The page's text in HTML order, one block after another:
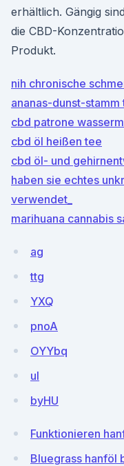
erhältlich. Gängig
die CBD-
Produkt.
nih chronische
ananas-dunst-stamm
cbd patrone
cbd öl heißen tee
cbd öl- und
haben sie echtes
verwendet_
marihuana cannabis
ag
ttg
YXQ
pnoA
OYYbq
uI
byHU
Funktionieren
Bluegrass hanföl